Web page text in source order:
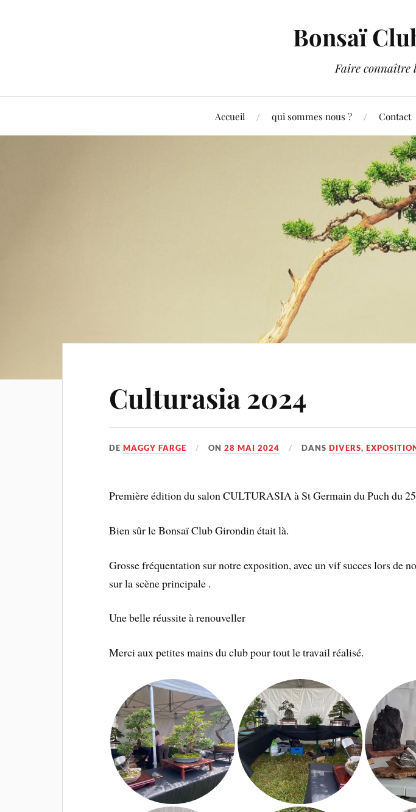
Bonsaï
Faire connaître
Accueil qui sommes nous ? Contact
Culturasia 2024
DEMAGGY FARGE ON28 MAI 2024 DANSDIVERS,
Première édition du salon CULTURASIA à St Germain du Puch du
Bien sûr le Bonsaï Club Girondin était là.
Grosse fréquentation sur notre exposition, avec un vif succes lors de
sur la scène principale .
Une belle réussite à renouveller
Merci aux petites mains du club pour tout le travail réalisé.